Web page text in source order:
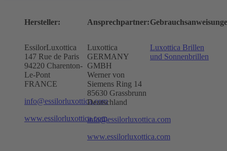
Hersteller:
EssilorLuxottica
147 Rue de Paris
94220 Charenton-
Le-Pont
FRANCE
info@essilorluxottica.com
www.essilorluxottica.com
Ansprechpartner:
Luxottica
GERMANY
GMBH
Werner von
Siemens Ring 14
85630 Grassbrunn
Deutschland
info@essilorluxottica.com
www.essilorluxottica.com
Luxottica Brillen
und Sonnenbrillen